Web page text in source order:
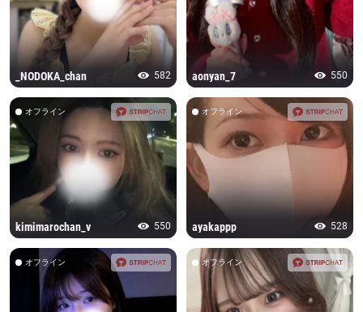
582
_NODOKA_chan 550
aonyan_7
オフライン
550
kimimarochan_v
オフライン
528
ayakappp
オフライン オフライン